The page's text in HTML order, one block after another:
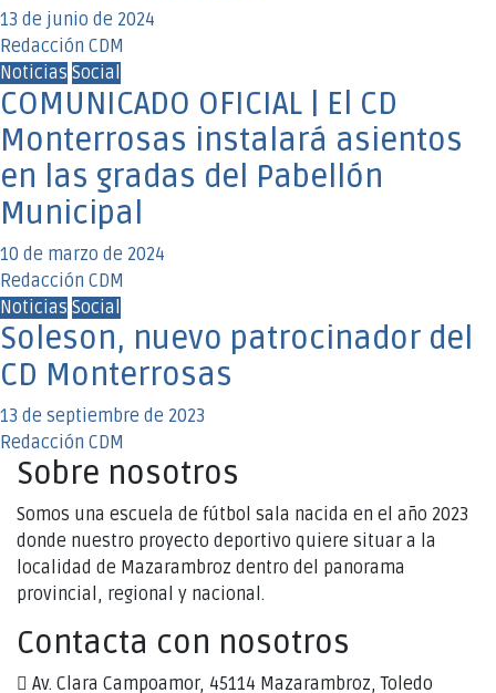
13 de junio de 2024
Redacción CDM
Noticias Social
COMUNICADO OFICIAL | El CD
Monterrosas instalará asientos
en las gradas del Pabellón
Municipal
10 de marzo de 2024
Redacción CDM
Noticias Social
Soleson, nuevo patrocinador del
CD Monterrosas
13 de septiembre de 2023
Redacción CDM
Sobre nosotros
Somos una escuela de fútbol sala nacida en el año 2023
donde nuestro proyecto deportivo quiere situar a la
localidad de Mazarambroz dentro del panorama
provincial, regional y nacional.
Contacta con nosotros
Av. Clara Campoamor, 45114 Mazarambroz, Toledo